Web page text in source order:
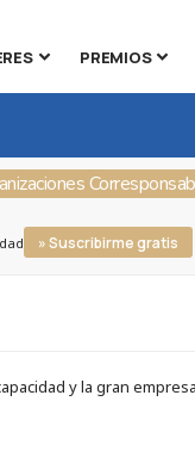
PREMIOS
» Suscribirme gratis
y la gran empresa